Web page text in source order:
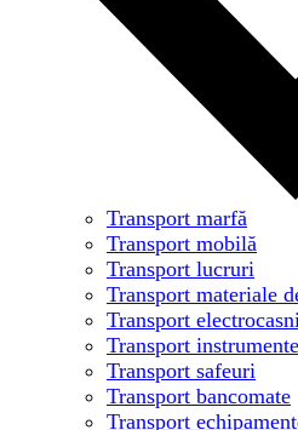
Transport marfă
Transport mobilă
Transport lucruri
Transport materiale
Transport
Transport
Transport safeuri
Transport bancomate
Transport